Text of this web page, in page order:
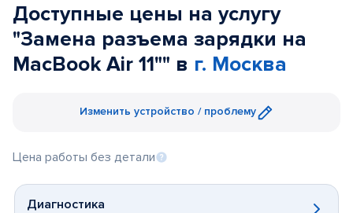
Доступные цены на услугу
"Замена разъема зарядки на
MacBook Air 11"" в г. Москва
Изменить устройство / проблему
Цена работы без детали
Диагностика